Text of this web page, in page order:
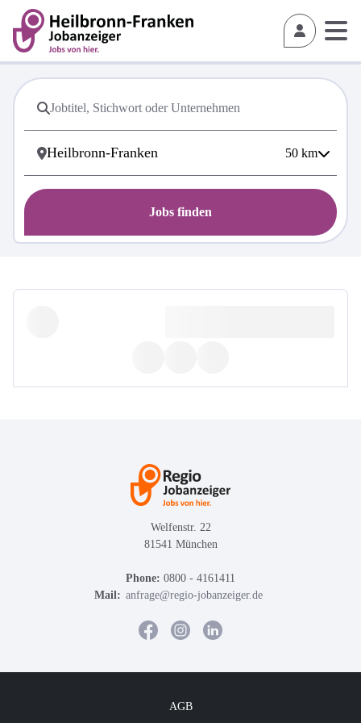
50 km
Jobs finden
Welfenstr. 22
81541 München
Phone: 0800 - 4161411
Mail: anfrage@regio-jobanzeiger.de
AGB